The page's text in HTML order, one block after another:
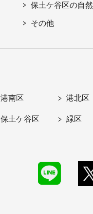
保土ケ谷区の自然
その他
港南区 港北区
保土ケ谷区 緑区